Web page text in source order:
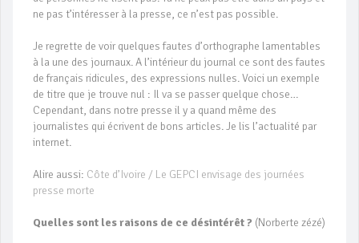
ne pas t’intéresser à la presse, ce n’est pas possible.
Je regrette de voir quelques fautes d’orthographe lamentables
à la une des journaux. A l’intérieur du journal ce sont des fautes
de français ridicules, des expressions nulles. Voici un exemple
de titre que je trouve nul : Il va se passer quelque chose…
Cependant, dans notre presse il y a quand même des
journalistes qui écrivent de bons articles. Je lis l’actualité par
internet.
Alire aussi: Côte d’Ivoire / Le GEPCI envisage des journées
presse morte
Quelles sont les raisons de ce désintérêt ? (Norberte zézé)